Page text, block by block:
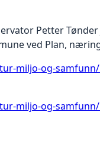
Petter
ved Plan,
miljo-og-
miljo-og-